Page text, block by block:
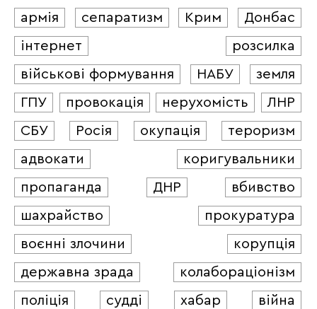
армія
сепаратизм Крим
Донбас
інтернет
розсилка
військові формування
НАБУ
земля
ГПУ
провокація нерухомість
ЛНР
СБУ
Росія окупація
тероризм
адвокати
коригувальники
пропаганда
ДНР
вбивство
шахрайство
прокуратура
воєнні злочини
корупція
державна зрада
колабораціонізм
поліція
судді хабар війна